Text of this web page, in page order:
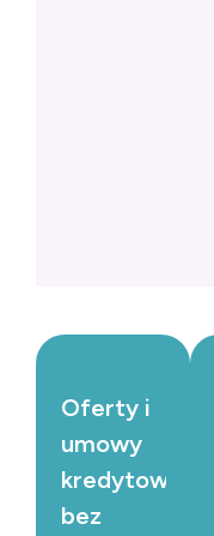
Oferty i
umowy
kredytowe
bez